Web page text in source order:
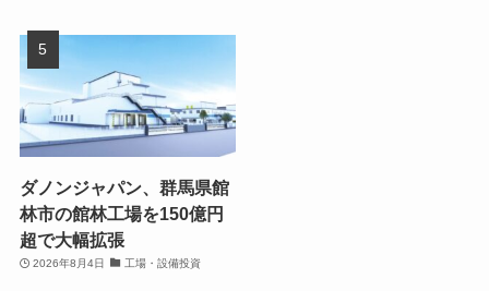
ダノンジャパン、群馬県館
林市の館林工場を150億円
超で大幅拡張
2026年8月4日 工場・設備投資